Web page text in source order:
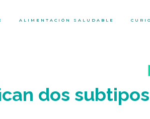
ALIMENTACIÓN SALUDABLE
dos